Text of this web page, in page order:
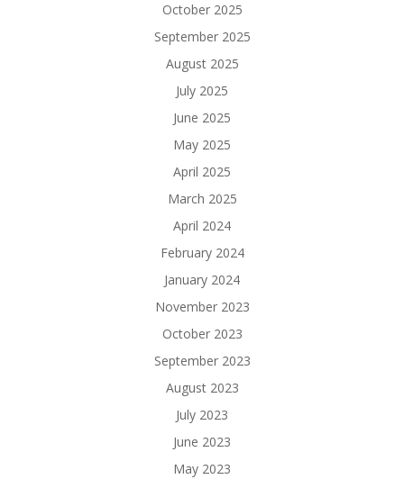
October 2025
September 2025
August 2025
July 2025
June 2025
May 2025
April 2025
March 2025
April 2024
February 2024
January 2024
November 2023
October 2023
September 2023
August 2023
July 2023
June 2023
May 2023